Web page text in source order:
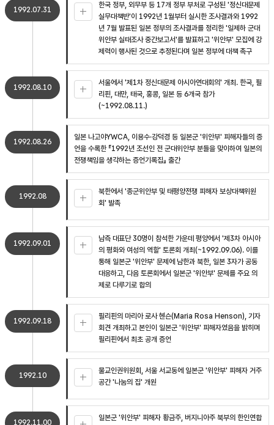
1992.07.31
한국 정부, 외무부 등 17개 정부 부처로 구성된 '정신대문제
실무대책반'이 1992년 1월부터 실시한 조사결과와 1992
년 7월 발표된 일본 정부의 조사결과를 정리한 '일제하 군대
위안부 실태조사 중간보고서'를 발표하고 '위안부' 모집에 강
제력이 행사된 것으로 추정된다며 일본 정부에 대책 촉구
1992.08.10
서울에서 '제1차 정신대문제 아시아연대회의' 개최. 한국, 필
리핀, 대만, 태국, 홍콩, 일본 등 6개국 참가
(~1992.08.11.)
1992.08.26
일본 나고야YWCA, 이용수·강덕경 등 일본군 '위안부' 피해자들의 증
언을 수록한 『1992년 조선인 전 군대위안부 분들을 맞이하여 일본의
전쟁책임을 생각하는 증언기록집』 출간
1992.08
북한에서 '종군위안부 및 태평양전쟁 피해자 보상대책위원
회' 발족
1992.09.01
남측 대표단 30명이 참석한 가운데 평양에서 '제3차 아시아
의 평화와 여성의 역할' 토론회 개최(~1992.09.06). 이를
통해 일본군 '위안부' 문제에 남한과 북한, 일본 3자가 공동
대응하고, 다음 토론회에서 일본군 '위안부' 문제를 주요 의
제로 다루기로 합의
1992.09.18
필리핀의 마리아 로사 헨슨(Maria Rosa Henson), 기자
회견 개최하고 본인이 일본군 '위안부' 피해자였음을 밝히며
필리핀에서 최초 공개 증언
1992.10
불교인권위원회, 서울 서교동에 일본군 '위안부' 피해자 거주
공간 '나눔의 집' 개원
1992.11.00
일본군 '위안부' 피해자 황금주, 버지니아주 북부의 한인연합